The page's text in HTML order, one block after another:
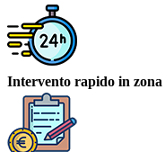
Intervento rapido in